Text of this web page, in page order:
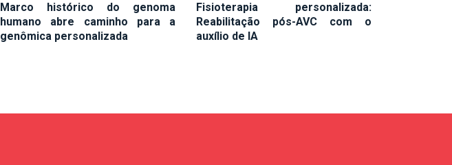
Marco histórico do genoma
humano abre caminho para a
genômica personalizada
Fisioterapia personalizada:
Reabilitação pós-AVC com o
auxílio de IA